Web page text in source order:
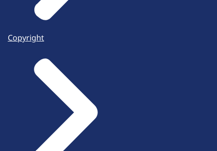
Copyright